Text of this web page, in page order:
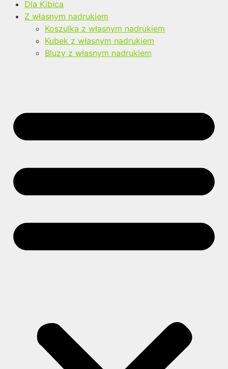
Dla Kibica
Z własnym nadrukiem
Koszulka z własnym nadrukiem
Kubek z własnym nadrukiem
Bluzy z własnym nadrukiem